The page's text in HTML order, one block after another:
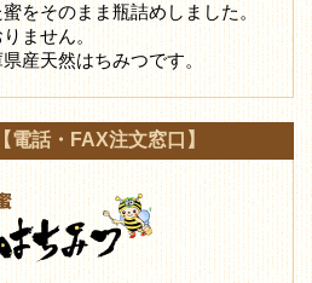
をそのまま瓶詰めしました。
ません。
産天然はちみつです。
電話・FAX注文窓口】